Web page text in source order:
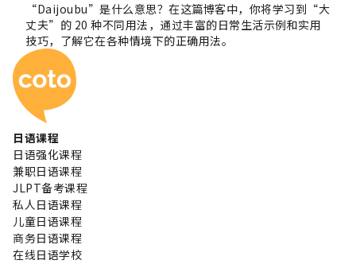
“Daijoubu”是什么意思？在这篇博客中，你将学习到“大
丈夫”的 20 种不同用法，通过丰富的日常生活示例和实用
技巧，了解它在各种情境下的正确用法。
Coto 日本语学校
日语课程
日语强化课程
兼职日语课程
JLPT备考课程
私人日语课程
儿童日语课程
商务日语课程
在线日语学校